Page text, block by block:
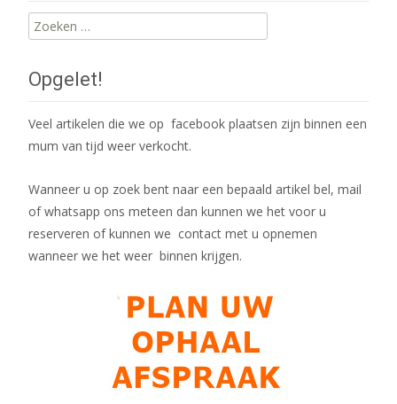
Zoeken
naar:
Opgelet!
Veel artikelen die we op facebook plaatsen zijn binnen een
mum van tijd weer verkocht.
Wanneer u op zoek bent naar een bepaald artikel bel, mail
of whatsapp ons meteen dan kunnen we het voor u
reserveren of kunnen we contact met u opnemen
wanneer we het weer binnen krijgen.